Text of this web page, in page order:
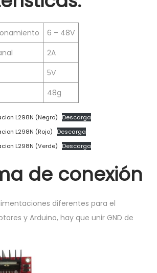
6 – 48V
2A
5V
48g
L298N (Negro)
Descarga
L298N (Rojo)
Descarga
L298N (Verde)
Descarga
de conexión
diferentes para el
y Arduino, hay que unir GND de